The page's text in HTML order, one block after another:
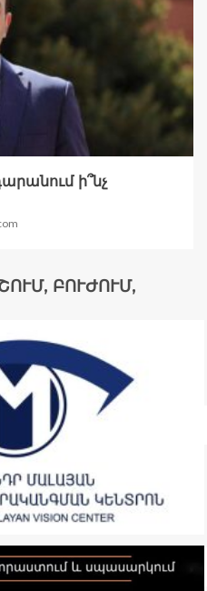
ի՞նչ
ԲՈՒԺՈՒՄ,